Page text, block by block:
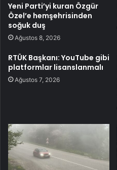
Yeni Parti’yi kuran Özgür
Özel’e hemşehrisinden
soğuk duş
Ağustos 8, 2026
RTÜK Başkanı: YouTube gibi
platformlar lisanslanmalı
Ağustos 7, 2026